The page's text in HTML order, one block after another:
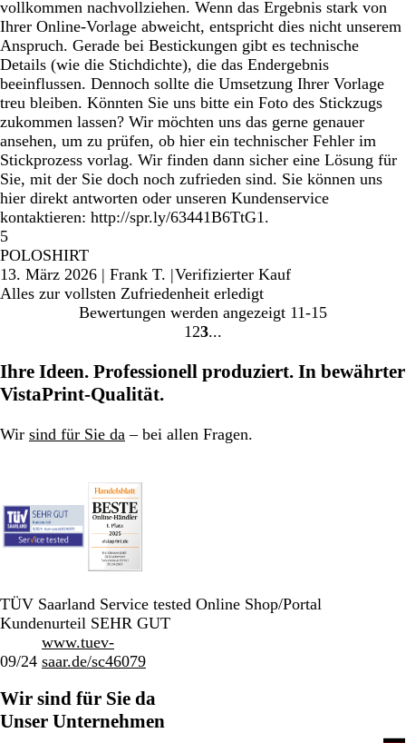
vollkommen nachvollziehen. Wenn das Ergebnis stark von
Ihrer Online-Vorlage abweicht, entspricht dies nicht unserem
Anspruch. Gerade bei Bestickungen gibt es technische
Details (wie die Stichdichte), die das Endergebnis
beeinflussen. Dennoch sollte die Umsetzung Ihrer Vorlage
treu bleiben. Könnten Sie uns bitte ein Foto des Stickzugs
zukommen lassen? Wir möchten uns das gerne genauer
ansehen, um zu prüfen, ob hier ein technischer Fehler im
Stickprozess vorlag. Wir finden dann sicher eine Lösung für
Sie, mit der Sie doch noch zufrieden sind. Sie können uns
hier direkt antworten oder unseren Kundenservice
kontaktieren: http://spr.ly/63441B6TtG1.
5
POLOSHIRT
13. März 2026 | Frank T. |Verifizierter Kauf
Alles zur vollsten Zufriedenheit erledigt
Bewertungen werden angezeigt 11-15
Gehe
Seite
1 Gehe
Seite
2 Gehe
Seite
3
Ihre Ideen. Professionell produziert. In bewährter
VistaPrint-Qualität.
Wir sind für Sie da – bei allen Fragen.
TÜV Saarland Service tested Online Shop/Portal
Kundenurteil SEHR GUT
09/24
www.tuev-
saar.de/sc46079
Wir sind für Sie da
Unser Unternehmen